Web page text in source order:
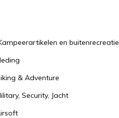
en buitenrecreatie
& Adventure
Security, Jacht